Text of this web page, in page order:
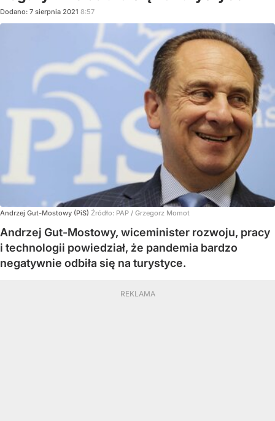
Dodano: 7 sierpnia 2021 8:57
Andrzej Gut-Mostowy (PiS) Źródło: PAP / Grzegorz Momot
Andrzej Gut-Mostowy, wiceminister rozwoju, pracy
i technologii powiedział, że pandemia bardzo
negatywnie odbiła się na turystyce.